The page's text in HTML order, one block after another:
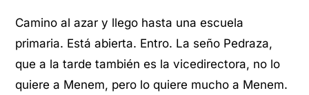
Camino al azar y llego hasta una escuela
primaria. Está abierta. Entro. La seño Pedraza,
que a la tarde también es la vicedirectora, no lo
quiere a Menem, pero lo quiere mucho a Menem.